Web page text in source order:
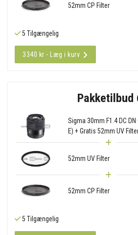
52mm CP Filter
5 Tilgængelig
3340 kr - Læg i kurv
Pakketilbud
Sigma 30mm F1.4 DC
E) + Gratis 52mm UV
52mm UV Filter
52mm CP Filter
5 Tilgængelig